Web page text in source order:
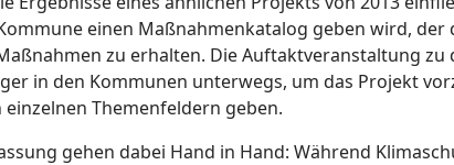
einen Maßnahmenkatalog geben wird,
zu erhalten. Die Auftaktveranstaltung
in den Kommunen unterwegs, um das Projekt
Themenfeldern geben.
gehen dabei Hand in Hand: Während